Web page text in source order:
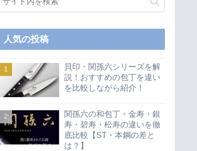
人気の投稿
貝印・関孫六シリーズを解
説！おすすめの包丁を違い
を比較しながら紹介！
関孫六の和包丁・金寿・銀
寿・碧寿・松寿の違いを徹
底比較【ST・本鋼の差と
は？】